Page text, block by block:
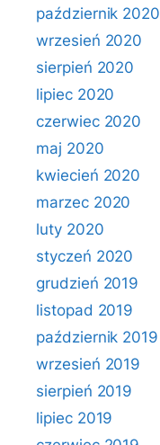
październik 2020
wrzesień 2020
sierpień 2020
lipiec 2020
czerwiec 2020
maj 2020
kwiecień 2020
marzec 2020
luty 2020
styczeń 2020
grudzień 2019
listopad 2019
październik 2019
wrzesień 2019
sierpień 2019
lipiec 2019